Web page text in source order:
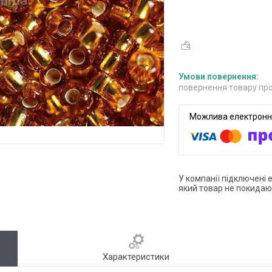
повернення товару
У компанії
який товар не
Характеристики